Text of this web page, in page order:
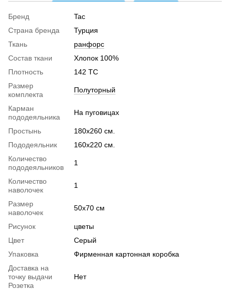
Бренд
Tac
Страна бренда
Турция
Ткань
ранфорс
Cостав ткани
Хлопок 100%
Плотность
142 TC
Размер
комплекта
Полуторный
Карман
пододеяльника
На пуговицах
Простынь
180х260 см.
Пододеяльник
160х220 см.
Количество
пододеяльников
1
Количество
наволочек
1
Размер
наволочек
50х70 см
Рисунок
цветы
Цвет
Серый
Упаковка
Фирменная картонная коробка
Доставка на
точку выдачи
Розетка
Нет